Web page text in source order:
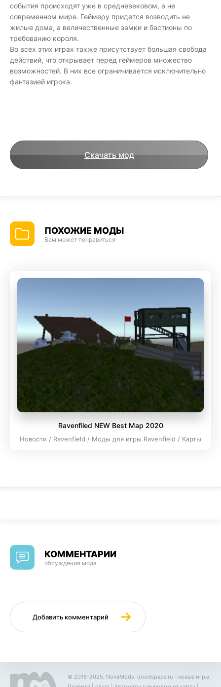
события происходят уже в средневековом, а не
современном мире. Геймеру придется возводить не
жилые дома, а величественные замки и бастионы по
требованию короля.
Во всех этих играх также присутствует большая свобода
действий, что открывает перед геймеров множество
возможностей. В них все ограничивается исключительно
фантазией игрока.
Скачать мод
ПОХОЖИЕ МОДЫ
Вам может понравиться
Ravenfiled NEW Best Map 2020
Новости / Ravenfield / Моды для игры Ravenfield / Карты
КОММЕНТАРИИ
обсуждения мода
Добавить комментарий
© 2018-2025, NovaMods. droidspace.ru - новые игры.